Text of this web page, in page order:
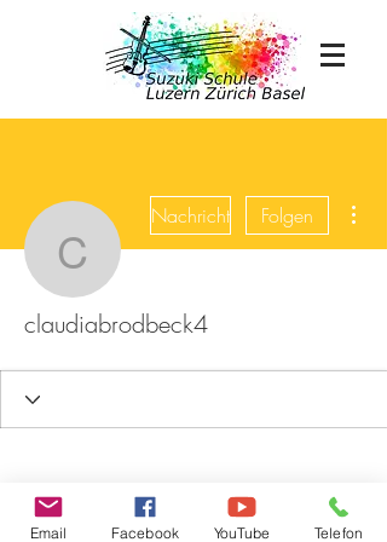
claudiabrodbeck4
Nachricht Folgen
claudiabrodbeck4
Email Facebook YouTube Telefon